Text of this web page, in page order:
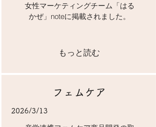
女性マーケティングチーム「はる
かぜ」noteに掲載されました。
もっと読む
フェムケア
2026/3/13